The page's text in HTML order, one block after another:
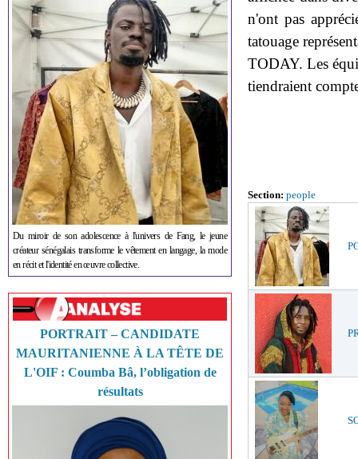
Du miroir de son adolescence à l'univers de Fang, le jeune
créateur sénégalais transforme le vêtement en langage, la mode
en récit et l'identité en œuvre collective.
PORTRAIT – CANDIDATE
MAURITANIENNE À LA TÊTE DE
L'OIF : Coumba Bâ, l’obligation de
résultats
n'ont pas
tatouage
TODAY. Les
tiendraient
Section: people